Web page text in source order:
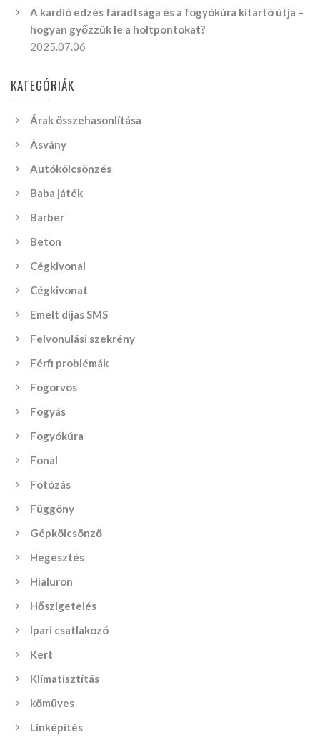
A kardió edzés fáradtsága és a fogyókúra kitartó útja –
hogyan győzzük le a holtpontokat?
2025.07.06
KATEGÓRIÁK
Árak összehasonlítása
Ásvány
Autókölcsönzés
Baba játék
Barber
Beton
Cégkivonal
Cégkivonat
Emelt díjas SMS
Felvonulási szekrény
Férfi problémák
Fogorvos
Fogyás
Fogyókúra
Fonal
Fotózás
Függöny
Gépkölcsönző
Hegesztés
Hialuron
Hőszigetelés
Ipari csatlakozó
Kert
Klímatisztítás
kőműves
Linképítés